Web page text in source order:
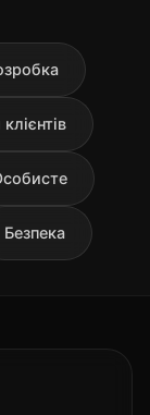
Безпека